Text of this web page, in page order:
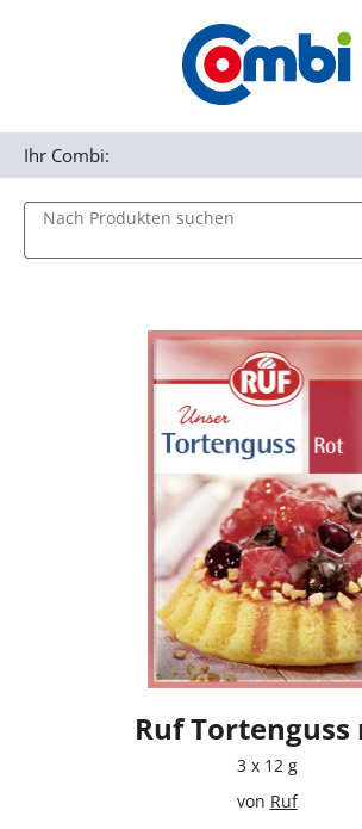
Zur Navigation springen
Nach Produkten suchen
Ihr Combi:
Ruf Tortenguss
3 x 12 g
von Ruf